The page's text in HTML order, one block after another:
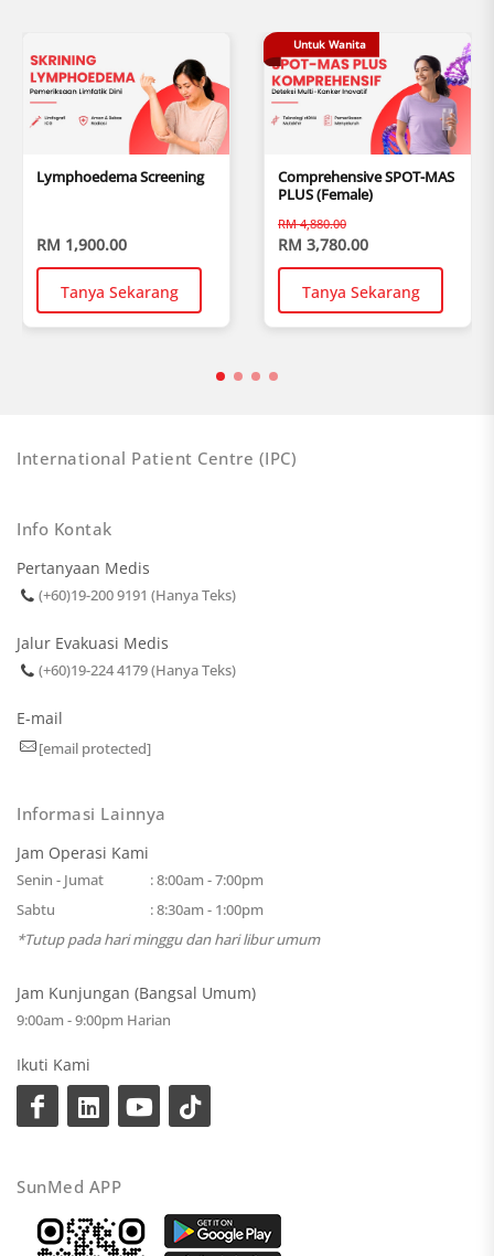
Lymphoedema Screening
RM 1,900.00
Tanya Sekarang
Untuk Wanita
Comprehensive SPOT-MAS
PLUS (Female)
RM 4,880.00
RM 3,780.00
Tanya Sekarang
International Patient Centre (IPC)
Info Kontak
Pertanyaan Medis
(+60)19-200 9191 (Hanya Teks)
Jalur Evakuasi Medis
(+60)19-224 4179 (Hanya Teks)
E-mail
[email protected]
Informasi Lainnya
Jam Operasi Kami
Senin - Jumat
: 8:00am - 7:00pm
Sabtu
: 8:30am - 1:00pm
*Tutup pada hari minggu dan hari libur umum
Jam Kunjungan (Bangsal Umum)
9:00am - 9:00pm Harian
Ikuti Kami
SunMed APP